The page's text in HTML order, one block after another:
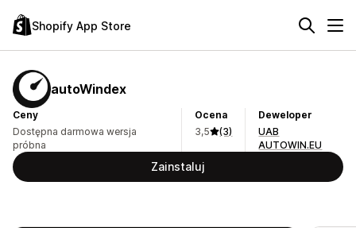
Shopify App Store
autoWindex
Ceny
Dostępna darmowa wersja
próbna
Ocena
3,5
(3)
Deweloper
UAB
AUTOWIN.EU
Zainstaluj